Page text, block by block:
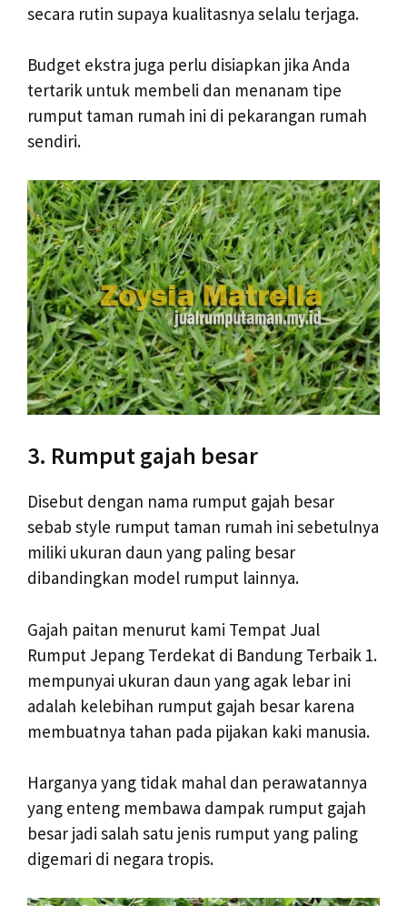
secara rutin supaya kualitasnya selalu terjaga.
Budget ekstra juga perlu disiapkan jika Anda
tertarik untuk membeli dan menanam tipe
rumput taman rumah ini di pekarangan rumah
sendiri.
3. Rumput gajah besar
Disebut dengan nama rumput gajah besar
sebab style rumput taman rumah ini sebetulnya
miliki ukuran daun yang paling besar
dibandingkan model rumput lainnya.
Gajah paitan menurut kami Tempat Jual
Rumput Jepang Terdekat di Bandung Terbaik 1.
mempunyai ukuran daun yang agak lebar ini
adalah kelebihan rumput gajah besar karena
membuatnya tahan pada pijakan kaki manusia.
Harganya yang tidak mahal dan perawatannya
yang enteng membawa dampak rumput gajah
besar jadi salah satu jenis rumput yang paling
digemari di negara tropis.